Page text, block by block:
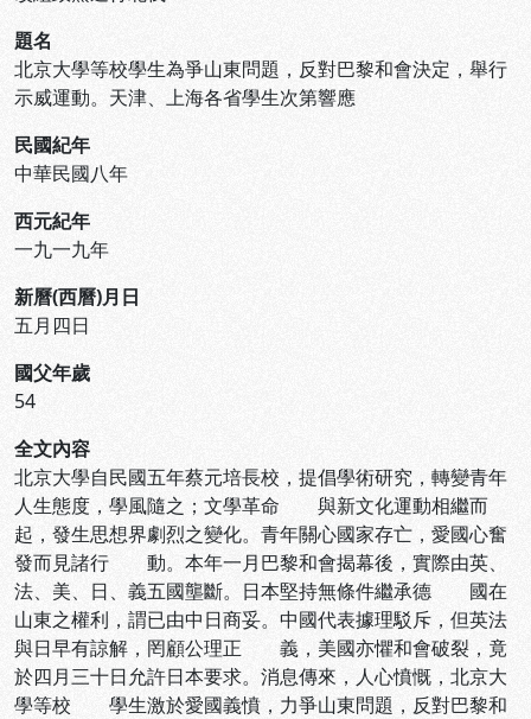
題名
北京大學等校學生為爭山東問題，反對巴黎和會決定，舉行
示威運動。天津、上海各省學生次第響應
民國紀年
中華民國八年
西元紀年
一九一九年
新曆(西曆)月日
五月四日
國父年歲
54
全文內容
北京大學自民國五年蔡元培長校，提倡學術研究，轉變青年
人生態度，學風隨之；文學革命 與新文化運動相繼而
起，發生思想界劇烈之變化。青年關心國家存亡，愛國心奮
發而見諸行 動。本年一月巴黎和會揭幕後，實際由英、
法、美、日、義五國壟斷。日本堅持無條件繼承德 國在
山東之權利，謂已由中日商妥。中國代表據理駁斥，但英法
與日早有諒解，罔顧公理正 義，美國亦懼和會破裂，竟
於四月三十日允許日本要求。消息傳來，人心憤慨，北京大
學等校 學生激於愛國義憤，力爭山東問題，反對巴黎和